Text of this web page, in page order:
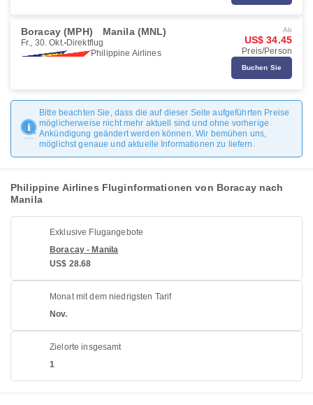
Boracay (MPH) Manila (MNL)
Fr., 30. Okt. Direktflug
Philippine Airlines
Ab
US$ 34.45
Preis/Person
Buchen Sie
Bitte beachten Sie, dass die auf dieser Seite aufgeführten Preise
möglicherweise nicht mehr aktuell sind und ohne vorherige
Ankündigung geändert werden können. Wir bemühen uns,
möglichst genaue und aktuelle Informationen zu liefern.
Philippine Airlines Fluginformationen von Boracay nach
Manila
Exklusive Flugangebote
Boracay - Manila
US$ 28.68
Monat mit dem niedrigsten Tarif
Nov.
Zielorte insgesamt
1